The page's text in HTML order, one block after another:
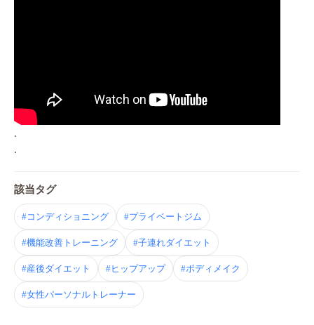
.
.
該当タグ
#コンディショニング #プライベートジム
#機能改善トレーニング #子連れダイエット
#産後ダイエット #ヒップアップ #ボディメイク
#女性パーソナルトレーナー